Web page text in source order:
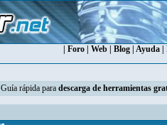
Foro| Web| Blog| Ayuda|
Guía rápida para descarga de herramientas